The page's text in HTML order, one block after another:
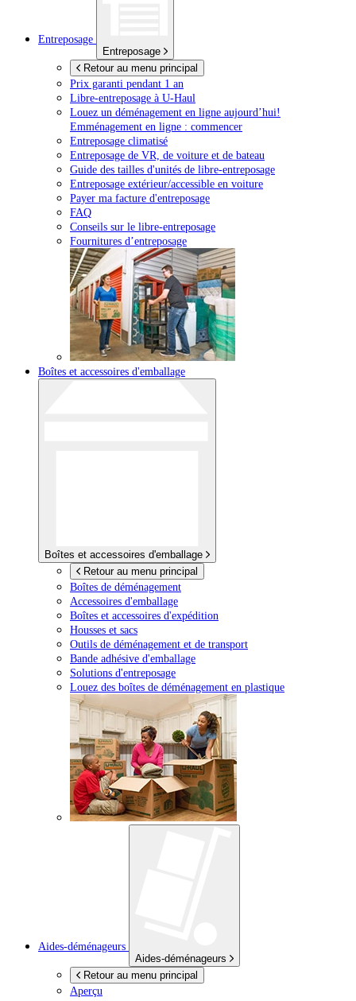
Entreposage
Entreposage
Retour au menu principal
Prix garanti pendant 1 an
Libre-entreposage à U-Haul
Louez un déménagement en ligne aujourd’hui!
Emménagement en ligne : commencer
Entreposage climatisé
Entreposage de VR, de voiture et de bateau
Guide des tailles d'unités de libre-entreposage
Entreposage extérieur/accessible en voiture
Payer ma facture d'entreposage
FAQ
Conseils sur le libre-entreposage
Fournitures d’entreposage
Boîtes et accessoires d'emballage
Boîtes et accessoires d'emballage
Retour au menu principal
Boîtes de déménagement
Accessoires d'emballage
Boîtes et accessoires d'expédition
Housses et sacs
Outils de déménagement et de transport
Bande adhésive d'emballage
Solutions d'entreposage
Louez des boîtes de déménagement en plastique
Aides-déménageurs
Aides-déménageurs
Retour au menu principal
Aperçu